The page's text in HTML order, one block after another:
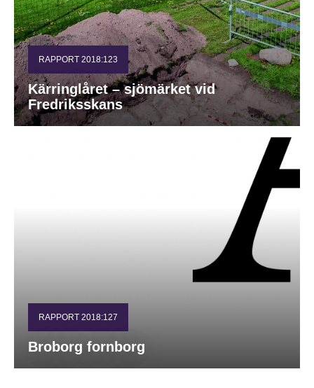
RAPPORT 2018:123
Kärringlåret – sjömärket vid
Fredriksskans
RAPPORT 2018:127
Broborg fornborg